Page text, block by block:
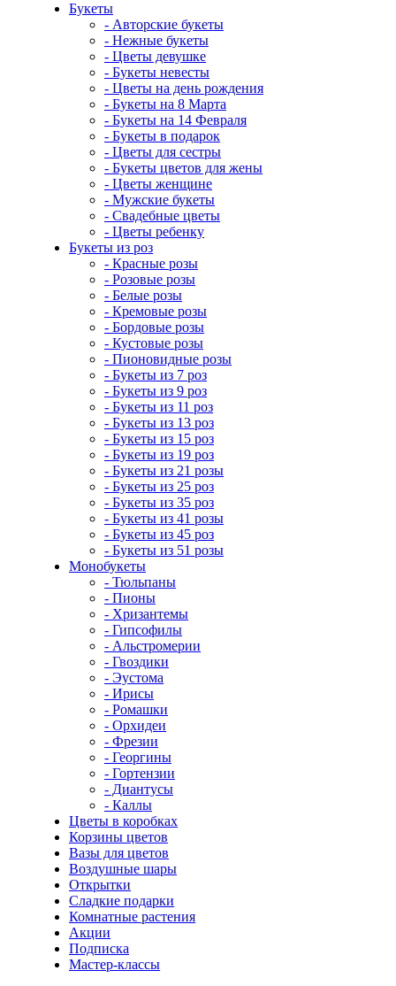
Букеты
- Авторские букеты
- Нежные букеты
- Цветы девушке
- Букеты невесты
- Цветы на день рождения
- Букеты на 8 Марта
- Букеты на 14 Февраля
- Букеты в подарок
- Цветы для сестры
- Букеты цветов для жены
- Цветы женщине
- Мужские букеты
- Свадебные цветы
- Цветы ребенку
Букеты из роз
- Красные розы
- Розовые розы
- Белые розы
- Кремовые розы
- Бордовые розы
- Кустовые розы
- Пионовидные розы
- Букеты из 7 роз
- Букеты из 9 роз
- Букеты из 11 роз
- Букеты из 13 роз
- Букеты из 15 роз
- Букеты из 19 роз
- Букеты из 21 розы
- Букеты из 25 роз
- Букеты из 35 роз
- Букеты из 41 розы
- Букеты из 45 роз
- Букеты из 51 розы
Монобукеты
- Тюльпаны
- Пионы
- Хризантемы
- Гипсофилы
- Альстромерии
- Гвоздики
- Эустома
- Ирисы
- Ромашки
- Орхидеи
- Фрезии
- Георгины
- Гортензии
- Диантусы
- Каллы
Цветы в коробках
Корзины цветов
Вазы для цветов
Воздушные шары
Открытки
Сладкие подарки
Комнатные растения
Акции
Подписка
Мастер-классы